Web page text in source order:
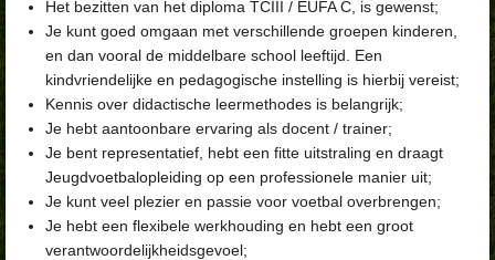
Het bezitten van het diploma TCIII / EUFA C, is gewenst;
Je kunt goed omgaan met verschillende groepen kinderen,
en dan vooral de middelbare school leeftijd. Een
kindvriendelijke en pedagogische instelling is hierbij vereist;
Kennis over didactische leermethodes is belangrijk;
Je hebt aantoonbare ervaring als docent / trainer;
Je bent representatief, hebt een fitte uitstraling en draagt
Jeugdvoetbalopleiding op een professionele manier uit;
Je kunt veel plezier en passie voor voetbal overbrengen;
Je hebt een flexibele werkhouding en hebt een groot
verantwoordelijkheidsgevoel;